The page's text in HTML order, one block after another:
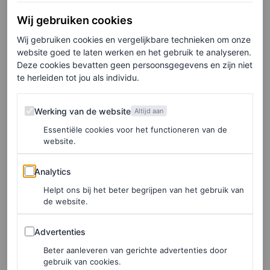
©SPOTLIGHT
Wij gebruiken cookies
Wij gebruiken cookies en vergelijkbare technieken om onze
website goed te laten werken en het gebruik te analyseren.
Deze cookies bevatten geen persoonsgegevens en zijn niet
te herleiden tot jou als individu.
Werking van de website
Werking van de website Altijd aan
Essentiële cookies voor het functioneren van de
website.
Analytics
Analytics
Helpt ons bij het beter begrijpen van het gebruik van
de website.
Advertenties
Advertenties
Beter aanleveren van gerichte advertenties door
gebruik van cookies.